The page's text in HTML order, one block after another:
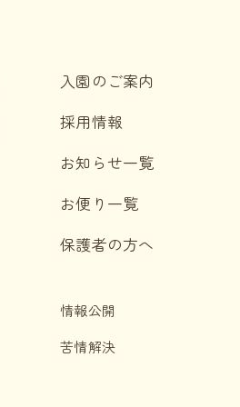
入園のご案内
採用情報
お知らせ一覧
お便り一覧
保護者の方へ
情報公開
苦情解決